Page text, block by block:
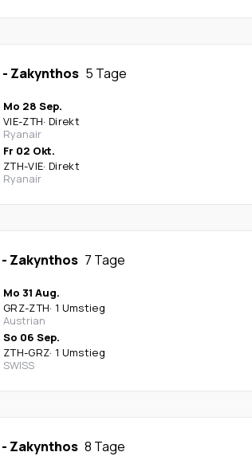
- Zakynthos 5 Tage
Mo 28 Sep.
VIE-ZTH· Direkt
Ryanair
Fr 02 Okt.
ZTH-VIE· Direkt
Ryanair
- Zakynthos 7 Tage
Mo 31 Aug.
GRZ-ZTH· 1 Umstieg
Austrian
So 06 Sep.
ZTH-GRZ· 1 Umstieg
SWISS
- Zakynthos 8 Tage